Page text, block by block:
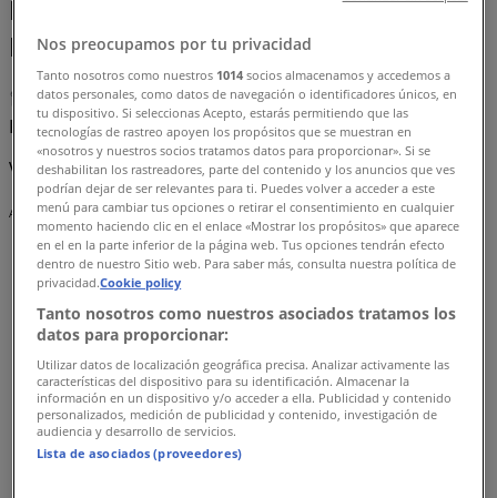
Hurtigt kig på Lagkagehuset tilbud i
Randers
Kategori:Restauranter
Vi offentliggør snart tilbud fra Lagkagehuset
Annoncering
Nos preocupamos por tu privacidad
Tanto nosotros como nuestros 1014 socios almacenamos y accedemos a
datos personales, como datos de navegación o identificadores únicos, en
tu dispositivo. Si seleccionas Acepto, estarás permitiendo que las
tecnologías de rastreo apoyen los propósitos que se muestran en
«nosotros y nuestros socios tratamos datos para proporcionar». Si se
deshabilitan los rastreadores, parte del contenido y los anuncios que ves
podrían dejar de ser relevantes para ti. Puedes volver a acceder a este
menú para cambiar tus opciones o retirar el consentimiento en cualquier
momento haciendo clic en el enlace «Mostrar los propósitos» que aparece
en el en la parte inferior de la página web. Tus opciones tendrán efecto
dentro de nuestro Sitio web. Para saber más, consulta nuestra política de
privacidad.Cookie policy
Tanto nosotros como nuestros asociados tratamos los
datos para proporcionar:
Utilizar datos de localización geográfica precisa. Analizar activamente las
características del dispositivo para su identificación. Almacenar la
información en un dispositivo y/o acceder a ella. Publicidad y contenido
personalizados, medición de publicidad y contenido, investigación de
audiencia y desarrollo de servicios.
Lista de asociados (proveedores)